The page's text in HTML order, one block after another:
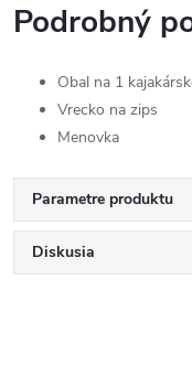
Podrobný
Obal na 1
Vrecko na zips
Menovka
Parametre produktu
Diskusia